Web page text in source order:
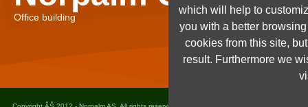
Office building
which will help to
you with a better
cookies from this site,
result. Furthermore we